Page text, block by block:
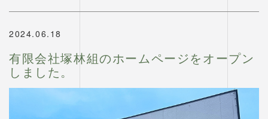
2024.06.18
有限会社塚林組のホームページをオープン
しました。